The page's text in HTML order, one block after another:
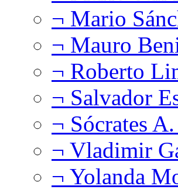
¬ Mario
¬ Mauro
¬ Roberto
¬ Salvador
¬ Sócrates
¬ Vladimir
¬ Yolanda